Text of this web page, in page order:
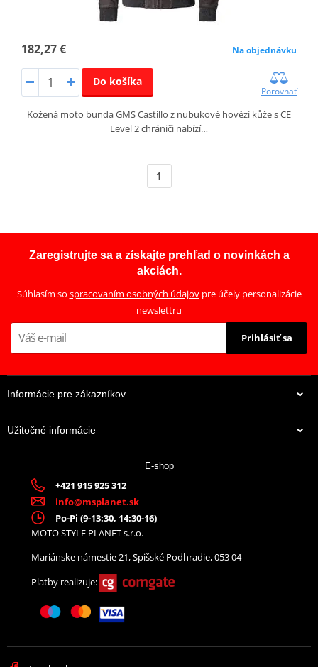
182,27 € Na objednávku
Do košíka
Porovnať
Kožená moto bunda GMS Castillo z nubukové hovězí kůže s CE
Level 2 chrániči nabízí…
1
Zaregistrujte sa a získajte prehľad o novinkách a
akciách.
Súhlasím so spracovaním osobných údajovpre účely personalizácie
newslettru
Prihlásiť sa
Informácie pre zákazníkov
Užitočné informácie
E-shop
+421 915 925 312
info@msplanet.sk
Po-Pi (9-13:30, 14:30-16)
MOTO STYLE PLANET s.r.o.
Mariánske námestie 21, Spišské Podhradie, 053 04
Platby realizuje: